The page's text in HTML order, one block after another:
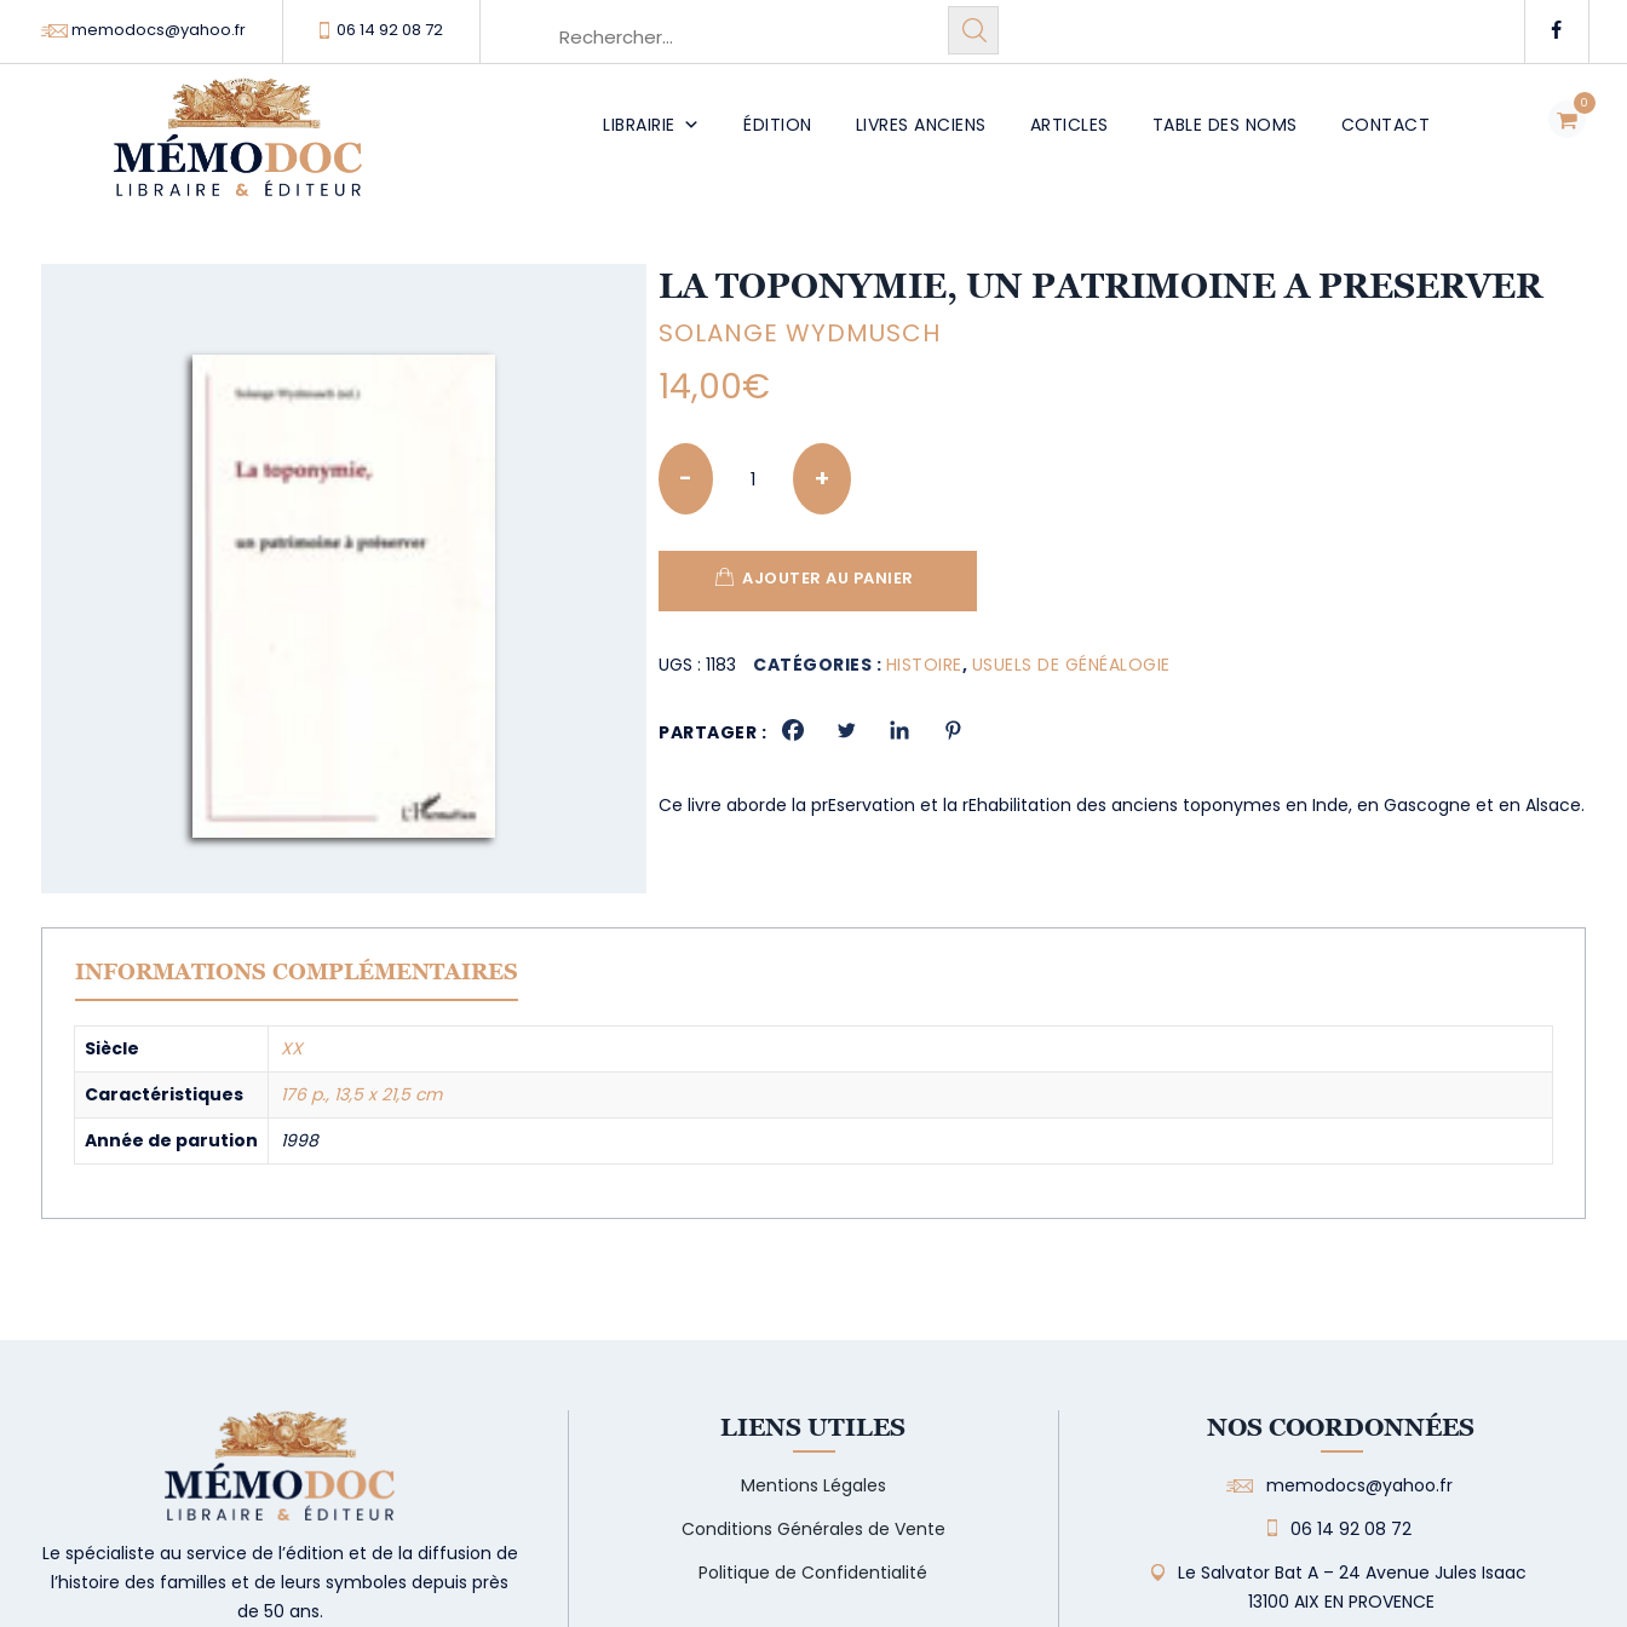
memodocs@yahoo.fr 06 14 92 08 72
0
LIBRAIRIE ÉDITION LIVRES ANCIENS ARTICLES TABLE DES NOMS CONTACT
LA TOPONYMIE, UN PATRIMOINE A PRESERVER
SOLANGE WYDMUSCH
14,00€
Quantity
AJOUTER AU PANIER
UGS :1183 CATÉGORIES : HISTOIRE, USUELS DE GÉNÉALOGIE
PARTAGER :
Ce livre aborde la prEservation et la rEhabilitation des anciens toponymes en Inde, en Gascogne et en Alsace.
INFORMATIONS COMPLÉMENTAIRES
Siècle
XX
Caractéristiques
176 p., 13,5 x 21,5 cm
Année de parution
1998
Le spécialiste au service de l’édition et de la diffusion de
l’histoire des familles et de leurs symboles depuis près
de 50 ans.
LIENS UTILES
Mentions Légales
Conditions Générales de Vente
Politique de Confidentialité
NOS COORDONNÉES
memodocs@yahoo.fr
06 14 92 08 72
Le Salvator Bat A – 24 Avenue Jules Isaac
13100 AIX EN PROVENCE